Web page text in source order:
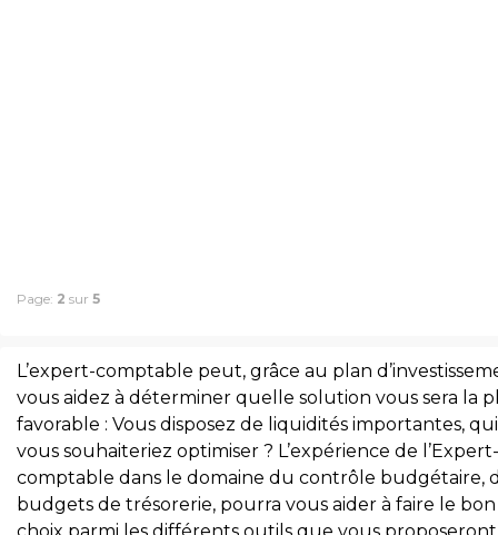
Page: 2 sur 5
L’expert-comptable peut, grâce au plan
vous aidez à déterminer quelle solution vous sera la
favorable : Vous disposez de liquidités importantes, qui
vous souhaiteriez optimiser ? L’expérience de l’Expert-
comptable dans le domaine du contrôle budgétaire,
budgets de trésorerie, pourra vous aider à faire le bon